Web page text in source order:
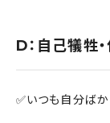
D：自己犠牲
✅いつも自分ば